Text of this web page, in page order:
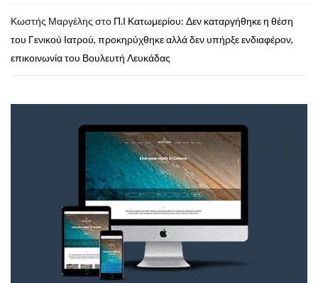
Κωστής Μαργέλης στο Π.Ι Κατωμερίου: Δεν καταργήθηκε η θέση
του Γενικού Ιατρού, προκηρύχθηκε αλλά δεν υπήρξε ενδιαφέρον,
επικοινωνία του Βουλευτή Λευκάδας